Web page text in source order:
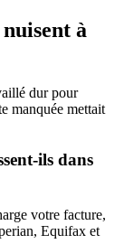
à
dur pour
manquée mettait
ils dans
votre facture,
Equifax et